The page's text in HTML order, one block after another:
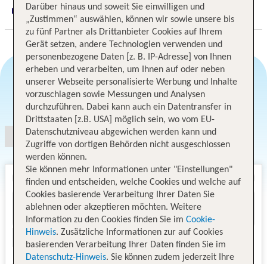
Digitaler und telefonischer 24/7 TUI Service
Angebotsauswahl
Darüber hinaus und soweit Sie einwilligen und
„Zustimmen“ auswählen, können wir sowie unsere bis
zu fünf Partner als Drittanbieter Cookies auf Ihrem
Gerät setzen, andere Technologien verwenden und
personenbezogene Daten [z. B. IP-Adresse] von Ihnen
erheben und verarbeiten, um Ihnen auf oder neben
unserer Webseite personalisierte Werbung und Inhalte
vorzuschlagen sowie Messungen und Analysen
durchzuführen. Dabei kann auch ein Datentransfer in
Drittstaaten [z.B. USA] möglich sein, wo vom EU-
Datenschutzniveau abgewichen werden kann und
Zugriffe von dortigen Behörden nicht ausgeschlossen
werden können.
Sie können mehr Informationen unter "Einstellungen"
finden und entscheiden, welche Cookies und welche auf
Cookies basierende Verarbeitung Ihrer Daten Sie
ablehnen oder akzeptieren möchten. Weitere
Information zu den Cookies finden Sie im Cookie-
Hinweis. Zusätzliche Informationen zur auf Cookies
basierenden Verarbeitung Ihrer Daten finden Sie im
Datenschutz-Hinweis. Sie können zudem jederzeit Ihre